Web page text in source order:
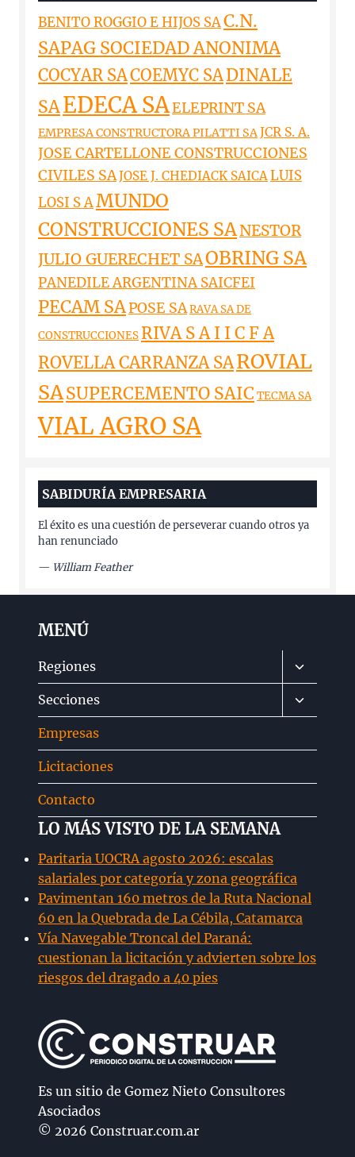
BENITO ROGGIO E HIJOS SAC.N.
SAPAG SOCIEDAD ANONIMA
COCYAR SACOEMYC SADINALE
SAEDECA SAELEPRINT SA
EMPRESA CONSTRUCTORA PILATTI SAJCR S. A.
JOSE CARTELLONE CONSTRUCCIONES
CIVILES SAJOSE J. CHEDIACK SAICALUIS
LOSI S AMUNDO
CONSTRUCCIONES SANESTOR
JULIO GUERECHET SAOBRING SA
PANEDILE ARGENTINA SAICFEI
PECAM SAPOSE SARAVA SA DE
CONSTRUCCIONES RIVA S A I I C F A
ROVELLA CARRANZA SAROVIAL
SASUPERCEMENTO SAIC TECMA SA
VIAL AGRO SA
SABIDURÍA EMPRESARIA
El éxito es una cuestión de perseverar cuando otros ya
han renunciado
— William Feather
MENÚ
Regiones
Alternar
menú
hijo
Secciones
Alternar
menú
Empresas
Licitaciones
Contacto
LO MÁS VISTO DE LA SEMANA
Paritaria UOCRA agosto 2026: escalas
salariales por categoría y zona geográfica
Pavimentan 160 metros de la Ruta Nacional
60 en la Quebrada de La Cébila, Catamarca
Vía Navegable Troncal del Paraná:
cuestionan la licitación y advierten sobre los
riesgos del dragado a 40 pies
Es un sitio de Gomez Nieto Consultores
Asociados
© 2026 Construar.com.ar